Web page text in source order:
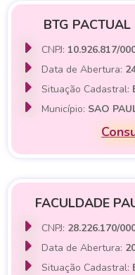
BTG PACTUAL
CNPJ: 10.926.817/
Data de Abertura:
Situação Cadastral:
Município: SAO
FACULDADE
CNPJ: 28.226.170/
Data de Abertura:
Situação Cadastral: